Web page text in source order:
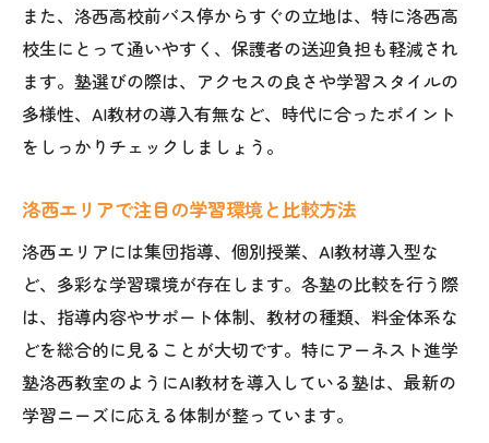
は
自宅学習を支える洛西のAI教材活用術
学校や塾で使える洛西進学教室の学習環境
洛西の塾で実践する定期テスト対策のコツ
保護者目線で見る洛西の塾比較
洛西の塾比較で重要視すべき保護者の視点
口コミや評判を活用した洛西塾の選び方
洛西進学教室と他塾の指導法を分かりやす
く解説
講師の質で比較する洛西進学教室の魅力
また、洛西高校前バス停からすぐの立地は、特に洛西高
校生にとって通いやすく、保護者の送迎負担も軽減され
ます。塾選びの際は、アクセスの良さや学習スタイルの
多様性、AI教材の導入有無など、時代に合ったポイント
をしっかりチェックしましょう。
洛西エリアで注目の学習環境と比較方法
洛西エリアには集団指導、個別授業、AI教材導入型な
ど、多彩な学習環境が存在します。各塾の比較を行う際
は、指導内容やサポート体制、教材の種類、料金体系な
どを総合的に見ることが大切です。特にアーネスト進学
塾洛西教室のようにAI教材を導入している塾は、最新の
学習ニーズに応える体制が整っています。